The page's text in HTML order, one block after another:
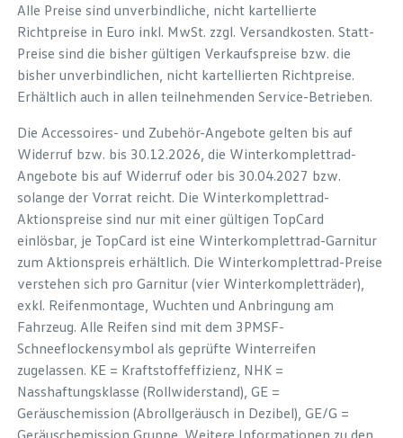
Alle Preise sind unverbindliche, nicht kartellierte
Richtpreise in Euro inkl. MwSt. zzgl. Versandkosten. Statt-
Preise sind die bisher gültigen Verkaufspreise bzw. die
bisher unverbindlichen, nicht kartellierten Richtpreise.
Erhältlich auch in allen teilnehmenden Service-Betrieben.
Die Accessoires- und Zubehör-Angebote gelten bis auf
Widerruf bzw. bis 30.12.2026, die Winterkomplettrad-
Angebote bis auf Widerruf oder bis 30.04.2027 bzw.
solange der Vorrat reicht. Die Winterkomplettrad-
Aktionspreise sind nur mit einer gültigen TopCard
einlösbar, je TopCard ist eine Winterkomplettrad-Garnitur
zum Aktionspreis erhältlich. Die Winterkomplettrad-Preise
verstehen sich pro Garnitur (vier Winterkompletträder),
exkl. Reifenmontage, Wuchten und Anbringung am
Fahrzeug. Alle Reifen sind mit dem 3PMSF-
Schneeflockensymbol als geprüfte Winterreifen
zugelassen. KE = Kraftstoffeffizienz, NHK =
Nasshaftungsklasse (Rollwiderstand), GE =
Geräuschemission (Abrollgeräusch in Dezibel), GE/G =
Geräuschemission Gruppe. Weitere Informationen zu den